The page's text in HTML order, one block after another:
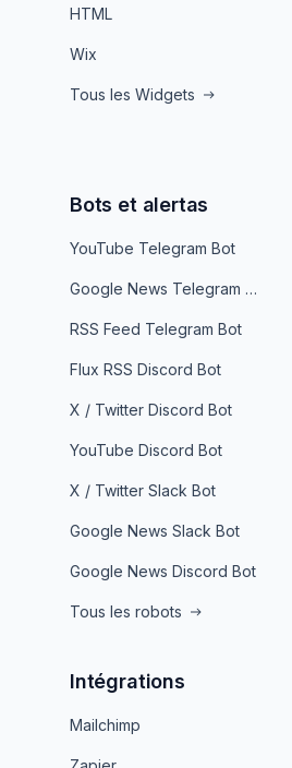
HTML
Wix
Tous les Widgets
Bots et alertas
YouTube Telegram Bot
Google News Telegram Bot
RSS Feed Telegram Bot
Flux RSS Discord Bot
X / Twitter Discord Bot
YouTube Discord Bot
X / Twitter Slack Bot
Google News Slack Bot
Google News Discord Bot
Tous les robots
Intégrations
Mailchimp